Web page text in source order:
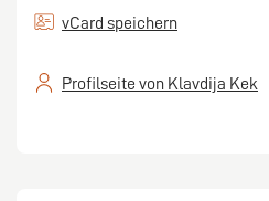
vCard speichern
Profilseite von Klavdija Kek